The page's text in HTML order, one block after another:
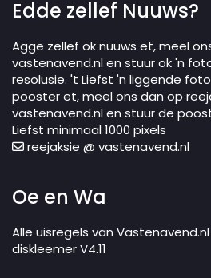
Edde zellef Nuuws?
Agge zellef ok nuuws et, meel
vastenavend.nl en stuur ok 'n
resolusie. 't Liefst 'n liggende
pooster et, meel ons dan op
vastenavend.nl en stuur de
Liefst minimaal 1000 pixels
reejaksie @ vastenavend.nl
Oe en Wa
Alle uisregels van
diskleemer V4.11